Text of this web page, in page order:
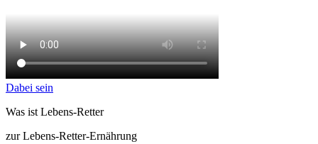
Dabei sein
Was ist Lebens-Retter
zur Lebens-Retter-Ernährung